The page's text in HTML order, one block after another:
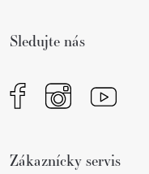
Sledujte nás
Zákaznícky servis